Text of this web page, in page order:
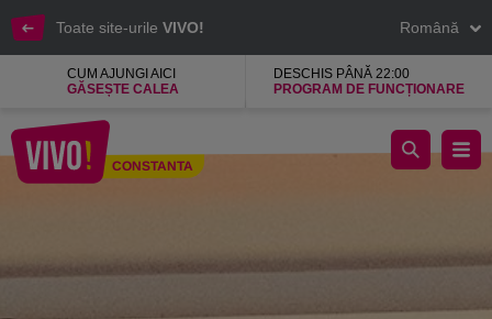
Toate site-urile VIVO! Română
CUM AJUNGI AICI
GĂSEȘTE CALEA
DESCHIS PÂNĂ 22:00
PROGRAM DE FUNCȚIONARE
CONSTANTA
Corsa Exchange casa de schimb valutar